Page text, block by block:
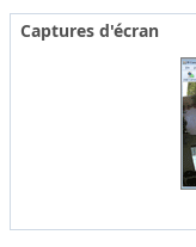
Captures d'écran